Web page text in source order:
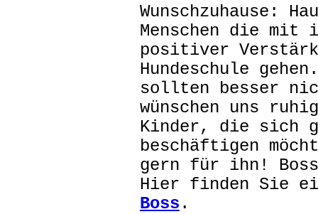
Wunschzuhause:
Menschen die
positiver
Hundeschule
sollten besser
wünschen uns
Kinder, die sich
beschäftigen
gern für ihn!
Hier finden Sie
Boss .